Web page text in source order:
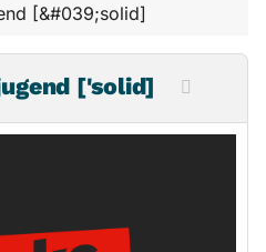
[&#039;solid]
['solid]